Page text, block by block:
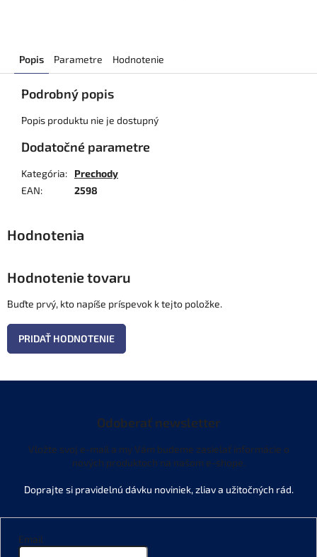
Popis Parametre Hodnotenie
Podrobný popis
Popis produktu nie je dostupný
Dodatočné parametre
Kategória:
Prechody
EAN: 2598
Hodnotenie tovaru
Buďte prvý, kto napíše príspevok k tejto položke.
PRIDAŤ HODNOTENIE
Odoberať newsletter
Vložte svoj e-mail a my Vám budeme zasielať informácie o
nových produktoch na našom e-shope.
Email